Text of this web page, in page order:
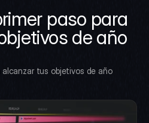
paso para
de año
alcanzar tus objetivos de año